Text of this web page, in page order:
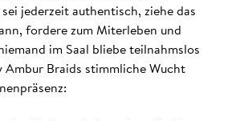
sei jederzeit authentisch, ziehe das
fordere zum Miterleben und
im Saal bliebe teilnahmslos
Ambur Braids stimmliche Wucht